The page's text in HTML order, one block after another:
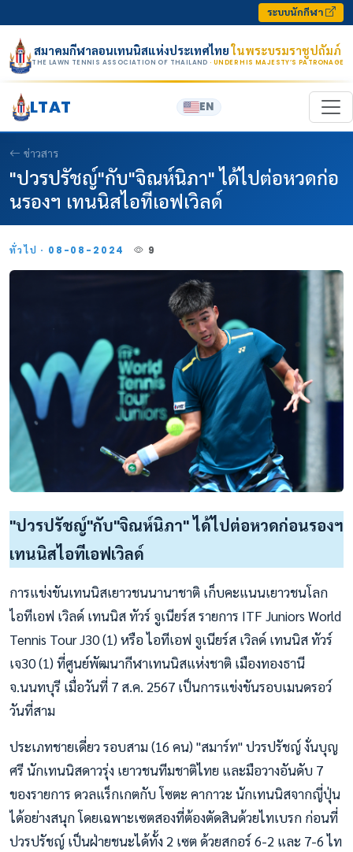
ระบบนักกีฬา
สมาคมกีฬาลอนเทนนิสแห่งประเทศไทยในพระบรมราชูปถัมภ์
THE LAWN TENNIS ASSOCIATION OF THAILAND · UNDER HIS MAJESTY’S PATRONAGE
LTAT EN
ข่าวสาร
"ปวรปรัชญ์"กับ"จิณห์นิภา" ได้ไปต่อหวดก่อ
นรองฯ เทนนิสไอทีเอฟเวิลด์
ทั่วไป · 08-08-2024 9
"ปวรปรัชญ์"กับ"จิณห์นิภา" ได้ไปต่อหวดก่อนรองฯ
เทนนิสไอทีเอฟเวิลด์
การแข่งขันเทนนิสเยาวชนนานาชาติ เก็บคะแนนเยาวชนโลก
ไอทีเอฟ เวิลด์ เทนนิส ทัวร์ จูเนียร์ส รายการ ITF Juniors World
Tennis Tour J30 (1) หรือ ไอทีเอฟ จูเนียร์ส เวิลด์ เทนนิส ทัวร์
เจ30 (1) ที่ศูนย์พัฒนากีฬาเทนนิสแห่งชาติ เมืองทองธานี
จ.นนทบุรี เมื่อวันที่ 7 ส.ค. 2567 เป็นการแข่งขันรอบเมนดรอว์
วันที่สาม
ประเภทชายเดี่ยว รอบสาม (16 คน) "สมาร์ท" ปวรปรัชญ์ งั่นบุญ
ศรี นักเทนนิสดาวรุ่ง เยาวชนทีมชาติไทย และมือวางอันดับ 7
ของรายการ ดวลแร็กเกตกับ โซตะ คากาวะ นักเทนนิสจากญี่ปุ่น
ได้อย่างสนุก โดยเฉพาะเซตสองที่ต้องตัดสินด้วยไทเบรก ก่อนที่
ปวรปรัชญ์ เป็นฝ่ายชนะได้ทั้ง 2 เซต ด้วยสกอร์ 6-2 และ 7-6 ไท